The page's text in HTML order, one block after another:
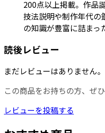
200点以上掲載。作品
技法説明や制作年代の
の知識が豊富に詰まっ
読後レビュー
まだレビューはありません。
この商品をお持ちの方、ぜ
レビューを投稿する